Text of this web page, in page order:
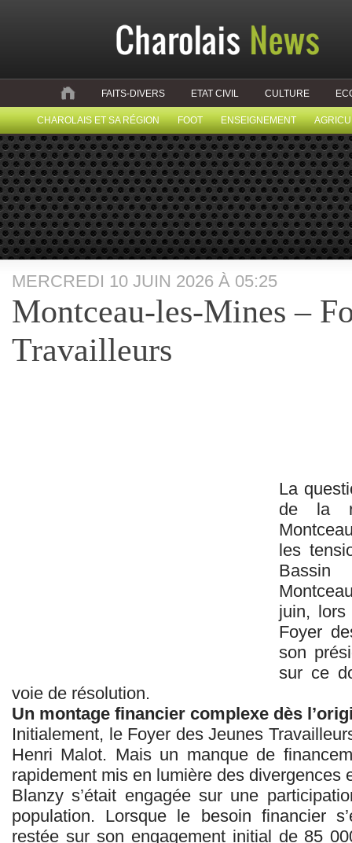
FAITS-DIVERS ETAT CIVIL CULTURE
CHAROLAIS ET SA RÉGION FOOT ENSEIGNEMENT
MERCREDI 10 JUIN 2026 À 05:25
Montceau-les-Mines –
Travailleurs
La
de la
les
Bassin
juin, lors
Foyer
son
sur ce
voie de résolution.
Un montage financier complexe dès
Initialement, le Foyer des Jeunes
Henri Malot. Mais un manque de
rapidement mis en lumière des divergences
Blanzy s’était engagée sur une
population. Lorsque le besoin financier
restée sur son engagement initial de 85